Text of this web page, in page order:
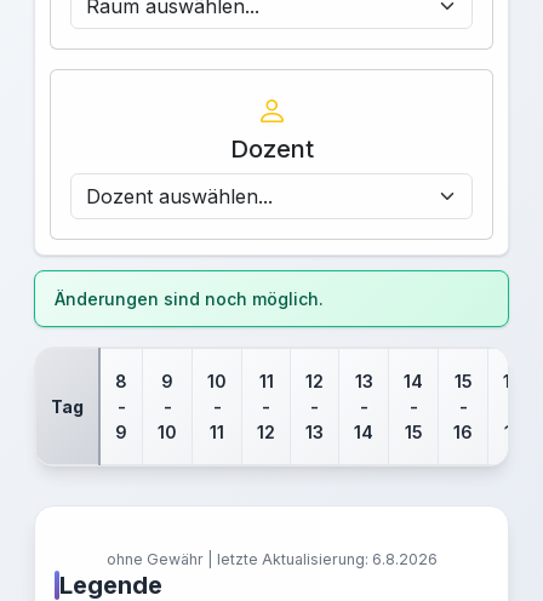
Dozent
Änderungen sind noch möglich.
Tag
8
-
9
9
-
10
10
-
11
11
-
12
12
-
13
13
-
14
14
-
15
15
-
16
16
17
ohne Gewähr | letzte Aktualisierung: 6.8.2026
Legende